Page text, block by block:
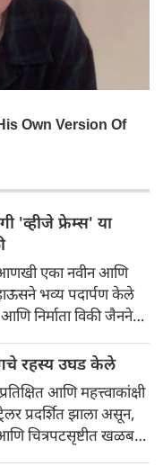
'व्हीजे फ्रेम्स' या
आणखी एका नवीन आणि
हाऊसने भव्य पदार्पण केले
निर्माता विकी जैनने
अधिकृतपणे घोषणा
प्रकल्प इतका भव्य
आधीच खळबळ उडवून
रहस्य उघड केले
आणि महत्त्वाकांक्षी
प्रदर्शित झाला असून,
चित्रपटसृष्टीत खळबळ